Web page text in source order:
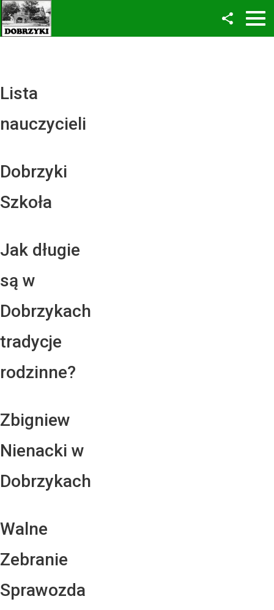
Lista
nauczycieli
Dobrzyki
Szkoła
Jak długie
są w
Dobrzykach
tradycje
rodzinne?
Zbigniew
Nienacki w
Dobrzykach
Walne
Zebranie
Sprawozda